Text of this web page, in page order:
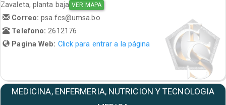
Zavaleta, planta baja VER MAPA
Correo:psa.fcs@umsa.bo
Telefono: 2612176
Pagina Web: Click para entrar a la página
MEDICINA, ENFERMERIA, NUTRICION Y TECNOLOGIA